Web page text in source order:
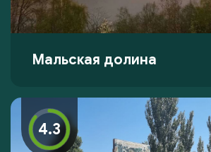
Мальская долина
4.3